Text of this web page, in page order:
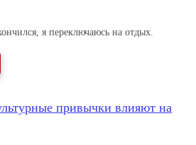
я переключаюсь на отдых.
привычки влияют на